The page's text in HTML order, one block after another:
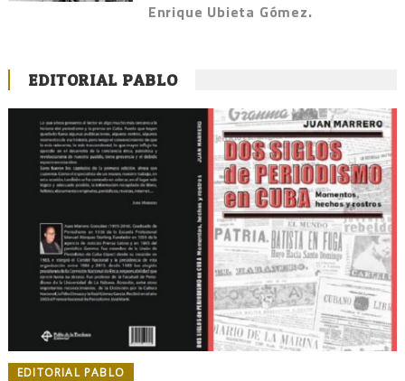
Enrique Ubieta Gómez.
EDITORIAL PABLO
EDITORIAL PABLO